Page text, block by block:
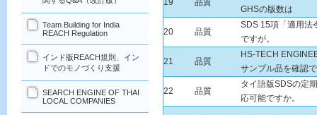
19 品質
GHSの版数は
20 品質
SDS 15項「適用法
ですが。
21 品質
HS-TECH
サンプル品を確認
22 品質
タイ語版SDSの定
応可能ですか。
Team Building for India
REACH Regulation
インド版REACH規則、イン
ドでのモノづくり支援
SEARCH ENGINE OF THAI
LOCAL COMPANIES